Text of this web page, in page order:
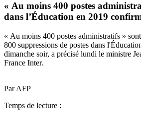
« Au moins 400 postes
dans l’Éducation en 2019
« Au moins 400 postes administratifs »
800 suppressions de postes dans
dimanche soir, a précisé lundi le ministre
France Inter.
Par AFP
Temps de lecture :